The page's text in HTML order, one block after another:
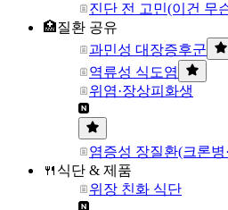
진단 전 고민(이건 무
🏥질환 공유
과민성 대장증후군
역류성 식도염
위염·장상피화생
염증성 장질환(크론
🍴식단 & 제품
위장 친화 식단